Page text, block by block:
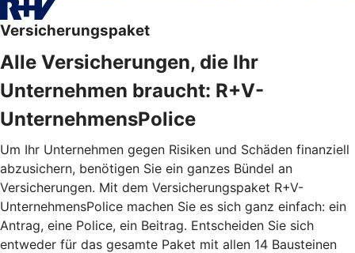
Versicherungspaket
Alle Versicherungen, die Ihr
Unternehmen braucht: R+V-
UnternehmensPolice
Um Ihr Unternehmen gegen Risiken und Schäden finanziell
abzusichern, benötigen Sie ein ganzes Bündel an
Versicherungen. Mit dem Versicherungspaket R+V-
UnternehmensPolice machen Sie es sich ganz einfach: ein
Antrag, eine Police, ein Beitrag. Entscheiden Sie sich
entweder für das gesamte Paket mit allen 14 Bausteinen